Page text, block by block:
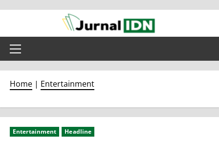
content
Primary
Home | Entertainment
Entertainment Headline